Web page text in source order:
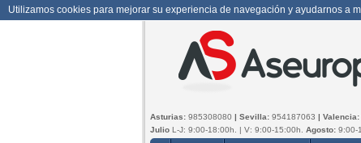
Utilizamos cookies para mejorar su experiencia de navegación y ayudarnos a
Asturias: 985308080 | Sevilla: 954187063 | Valencia:
JulioL-J: 9:00-18:00h. | V: 9:00-15:00h. Agosto:9:00-